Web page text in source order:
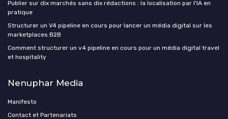
Publier sur dix marchés sans dix rédactions : la localisation par l'IA en
pratique
Structurer un V4 pipeline en cours pour lancer un média digital sur les
marketplaces B2B
Comment structurer un v4 pipeline en cours pour un média digital travel
et hospitality
Nenuphar Media
Manifesto
Contact et Partenariats